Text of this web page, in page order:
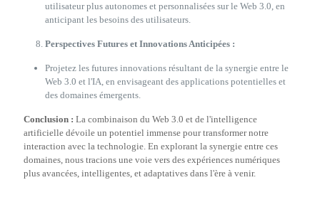
utilisateur plus autonomes et personnalisées sur le Web 3.0, en
anticipant les besoins des utilisateurs.
Perspectives Futures et Innovations Anticipées :
Projetez les futures innovations résultant de la synergie entre le
Web 3.0 et l'IA, en envisageant des applications potentielles et
des domaines émergents.
Conclusion : La combinaison du Web 3.0 et de l'intelligence
artificielle dévoile un potentiel immense pour transformer notre
interaction avec la technologie. En explorant la synergie entre ces
domaines, nous tracions une voie vers des expériences numériques
plus avancées, intelligentes, et adaptatives dans l'ère à venir.